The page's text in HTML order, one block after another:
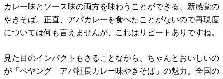
カレー味とソース味の両方を味わうことができる、新感覚の
やきそば。正直、アパカレーを食べたことがないので再現度
については何も言えませんが、これはリピートありですね。
見た目のインパクトもさることながら、ちゃんとおいしいの
が「ペヤング アパ社長カレー味やきそば」の魅力。全国の